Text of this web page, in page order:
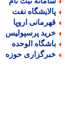
نفت
اروپا
پرسپولیس
الوحده
حوزه